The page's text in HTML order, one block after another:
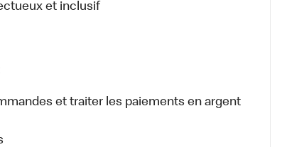
et inclusif
et traiter les paiements en argent